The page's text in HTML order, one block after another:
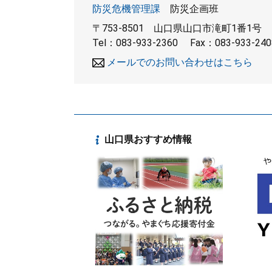
防災危機管理課
防災企画班
〒753-8501
山口県山口市滝町1番1号
Tel：083-933-2360
Fax：083-933-
メールでのお問い合わせはこちら
山口県おすすめ情報